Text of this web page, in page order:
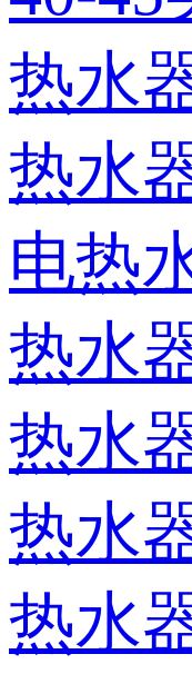
热水
热水
电热
热水
热水
热水
热水